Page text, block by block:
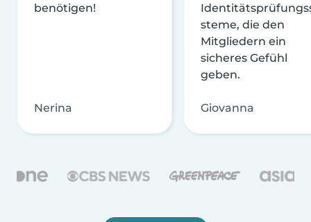
benötigen!
Nerina
steme, die den
Mitgliedern ein
sicheres Gefühl
geben.
Giovanna